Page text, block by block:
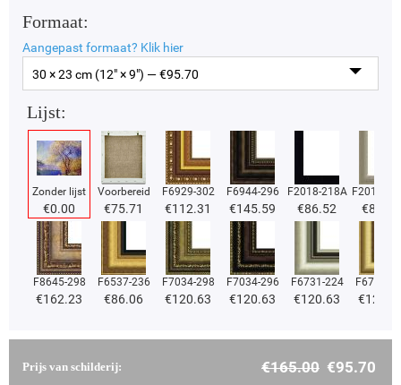
Formaat:
Aangepast formaat? Klik hier
30 × 23 cm (12" × 9") — €95.70
Lijst:
Zonder lijst
€0.00
Voorbereid
€75.71
F6929-302
€112.31
F6944-296
€145.59
F2018-218A
€86.52
F2018-
€86.52
F8645-298
€162.23
F6537-236
€86.06
F7034-298
€120.63
F7034-296
€120.63
F6731-224
€120.63
F6731-
€
Prijs van schilderij: €165.00 €95.70